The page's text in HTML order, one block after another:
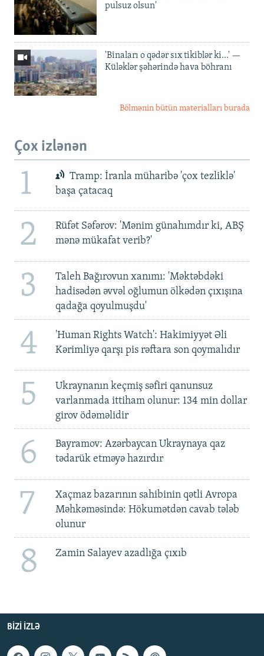
pulsuz olsun'
'Binaları o qədər sıx tikiblər ki...' —
Küləklər şəhərində hava böhranı
Bölmənin bütün materialları burada
Çox izlənən
1
Tramp: İranla müharibə 'çox tezliklə'
başa çatacaq
2
Rüfət Səfərov: 'Mənim günahımdır ki, ABŞ
mənə mükafat verib?'
3
Taleh Bağırovun xanımı: 'Məktəbdəki
hadisədən əvvəl oğlumun ölkədən çıxışına
qadağa qoyulmuşdu'
4
'Human Rights Watch': Hakimiyyət Əli
Kərimliyə qarşı pis rəftara son qoymalıdır
5
Ukraynanın keçmiş səfiri qanunsuz
varlanmada ittiham olunur: 134 min dollar
girov ödəməlidir
6
Bayramov: Azərbaycan Ukraynaya qaz
tədarük etməyə hazırdır
7
Xaçmaz bazarının sahibinin qətli Avropa
Məhkəməsində: Hökumətdən cavab tələb
olunur
8 Zamin Salayev azadlığa çıxıb
BIZI IZLƏ